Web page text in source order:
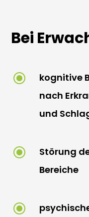
Bei
\
kognitive
nach
und
\
Störung
Bereiche
\